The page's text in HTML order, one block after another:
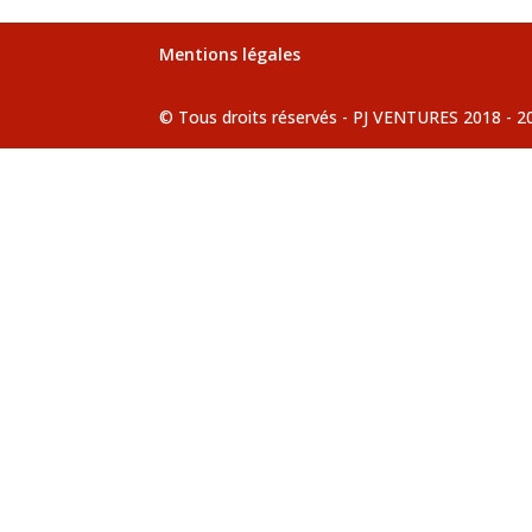
Mentions légales
© Tous droits réservés - PJ VENTURES 2018 -